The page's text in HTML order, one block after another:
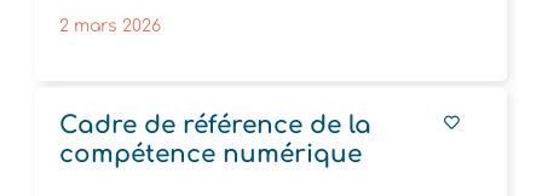
2 mars 2026
Cadre de référence de la
compétence numérique